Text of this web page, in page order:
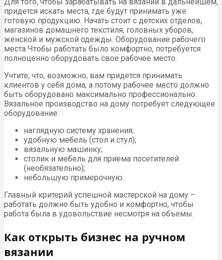
придется искать места, где будут принимать уже
готовую продукцию. Начать стоит с детских отделов,
магазинов домашнего текстиля, головных уборов,
женской и мужской одежды. Оборудование рабочего
места Чтобы работать было комфортно, потребуется
полноценно оборудовать свое рабочее место.
Учтите, что, возможно, вам придется принимать
клиентов у себя дома, а потому рабочее место должно
быть оборудовано максимально профессионально.
Вязальное производство на дому потребует следующее
оборудование:
наглядную систему хранения;
удобную мебель (стол и стул);
вязальную машинку;
столик и мебель для приема посетителей
(необязательно);
небольшую примерочную.
Главный критерий успешной мастерской на дому –
работать должно быть удобно и комфортно, чтобы
работа была в удовольствие несмотря на объемы.
Как открыть бизнес на ручном
вязании